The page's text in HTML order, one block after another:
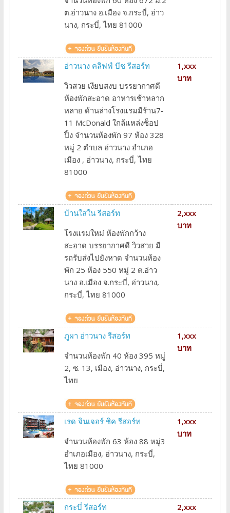
ต.อ่าวนาง อ.เมือง จ.กระบี่, อ่าว
นาง, กระบี่, ไทย 81000
อ่าวนาง คลิฟฟ์ บีช รีสอร์ท
วิวสวย เงียบสงบ บรรยากาศดี
ห้องพักสะอาด อาหารเช้าหลาก
หลาย ด้านล่างโรงแรมมีร้าน7-
11 McDonald ใกล้แหล่งช็อป
ปิ้ง จำนวนห้องพัก 97 ห้อง 328
หมู่ 2 ตำบล อ่าวนาง อำเภอ
เมือง , อ่าวนาง, กระบี่, ไทย
81000
1,xxx
บาท
บ้านใสใน รีสอร์ท
โรงแรมใหม่ ห้องพักกว้าง
สะอาด บรรยากาศดี วิวสวย มี
รถรับส่งไปยังหาด จำนวนห้อง
พัก 25 ห้อง 550 หมู่ 2 ต.อ่าว
นาง อ.เมือง จ.กระบี่, อ่าวนาง,
กระบี่, ไทย 81000
2,xxx
บาท
ภูผา อ่าวนาง รีสอร์ท
จำนวนห้องพัก 40 ห้อง 395 หมู่
2, ซ. 13, เมือง, อ่าวนาง, กระบี่,
ไทย
1,xxx
บาท
เรด จินเจอร์ ชิค รีสอร์ท
จำนวนห้องพัก 63 ห้อง 88 หมู่3
อำเภอเมือง, อ่าวนาง, กระบี่,
ไทย 81000
1,xxx
บาท
กระบี่ รีสอร์ท
2,xxx